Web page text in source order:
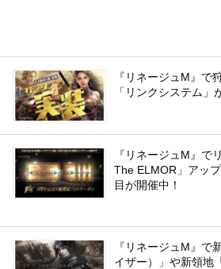
『リネージュM』で
「リンクシステム」
『リネージュM』で
The ELMOR」アッ
目が開催中！
『リネージュM』で
イザー）」や新領地